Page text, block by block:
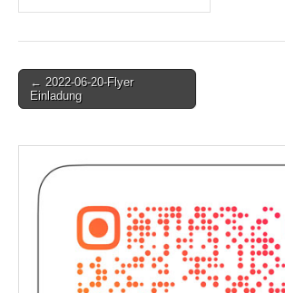
Post
navigation
← 2022-06-20-Flyer
Einladung